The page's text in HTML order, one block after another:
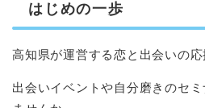
はじめの一歩
高知県が運営する恋と出会いの応
出会いイベントや自分磨きのセ